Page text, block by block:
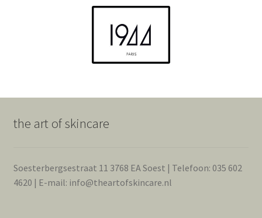
the art of skincare
Soesterbergsestraat 11 3768 EA Soest | Telefoon: 035 602
4620 | E-mail: info@theartofskincare.nl